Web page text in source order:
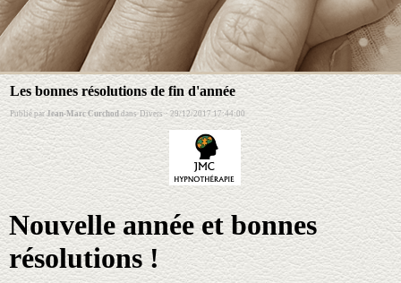
Les bonnes résolutions de fin d'année
Publié parJean-Marc Curchod dansDivers · 29/12/2017 17:44:00
Nouvelle année et bonnes
résolutions !